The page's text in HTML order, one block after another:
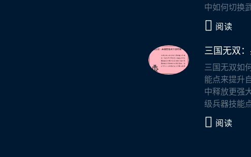
中如何切换
阅读
三国无双
三国无双如
能点来提升
中释放更强
级兵器技能
阅读